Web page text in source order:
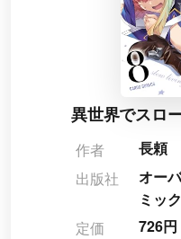
異世界でスロ
作者
長頼
出版社
オー
ミッ
定価
726円